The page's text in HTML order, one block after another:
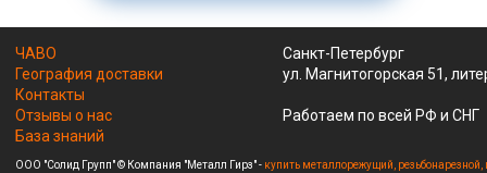
ЧАВО
География доставки
Контакты
Отзывы о нас
База знаний
Санкт-Петербург
ул. Магнитогорская 51,
Работаем по всей РФ и СНГ
ООО "Солид Групп" © Компания "Металл Гирз" - купить металлорежущий,